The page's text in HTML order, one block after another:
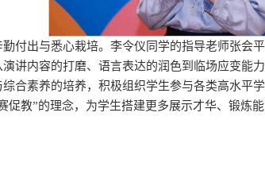
付出与悉心栽培。李令仪同学的指导老师张会
讲内容的打磨、语言表达的润色到临场应变能
合素养的培养，积极组织学生参与各类高水平
促教”的理念，为学生搭建更多展示才华、锻炼